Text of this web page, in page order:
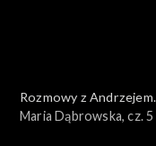
Rozmowy z Andrzejem
Doboszem
Maria Dąbrowska, cz. 5